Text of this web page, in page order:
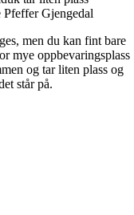
Pfeffer Gjengedal
men du kan fint bare
mye oppbevaringsplass
og tar liten plass og
står på.